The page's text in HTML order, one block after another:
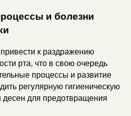
и болезни
к раздражению
рта, что в свою очередь
процессы и развитие
регулярную гигиеническую
десен для предотвращения